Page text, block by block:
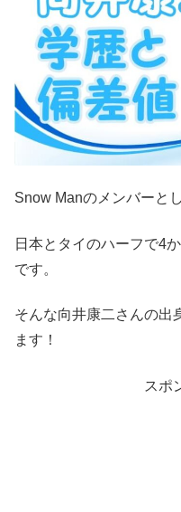
Snow Manのメンバーと
日本とタイのハーフで4
です。
そんな向井康二さんの出
ます！
スポ